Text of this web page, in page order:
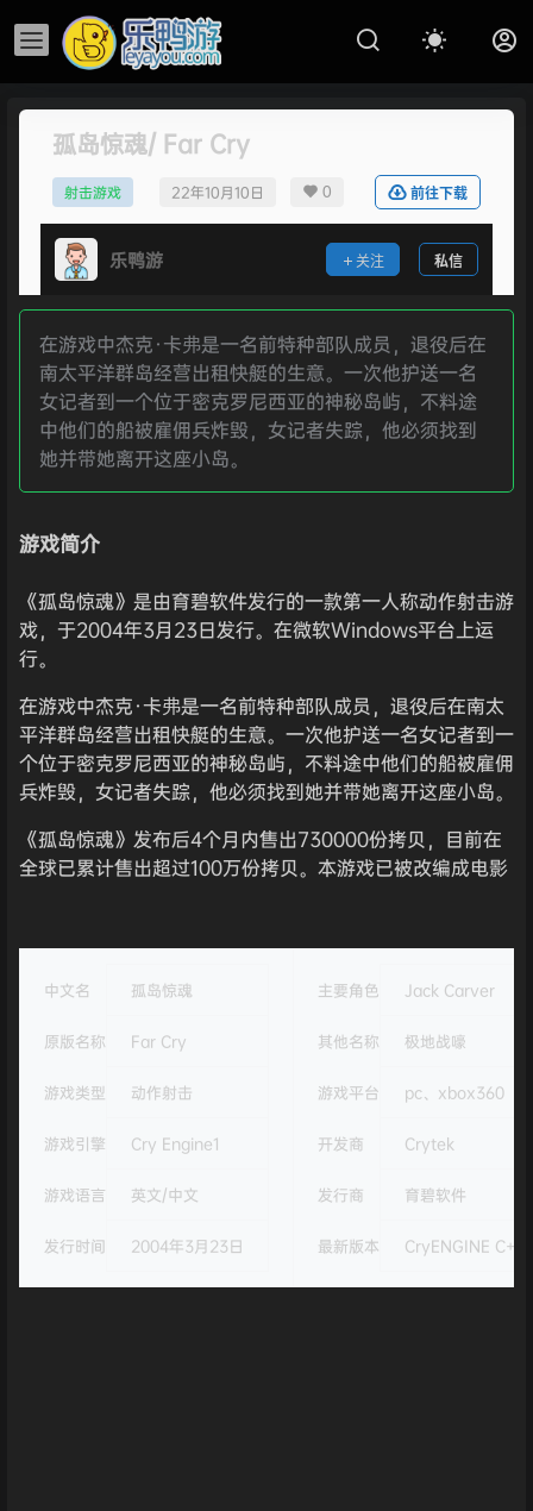
孤岛惊魂/ Far Cry
射击游戏 22年10月10日 0 前往下载
乐鸭游 关注 私信
在游戏中杰克·卡弗是一名前特种部队成员，退役后在
南太平洋群岛经营出租快艇的生意。一次他护送一名
女记者到一个位于密克罗尼西亚的神秘岛屿，不料途
中他们的船被雇佣兵炸毁，女记者失踪，他必须找到
她并带她离开这座小岛。
游戏简介
《孤岛惊魂》是由育碧软件发行的一款第一人称动作射击游
戏，于2004年3月23日发行。在微软Windows平台上运
行。
在游戏中杰克·卡弗是一名前特种部队成员，退役后在南太
平洋群岛经营出租快艇的生意。一次他护送一名女记者到一
个位于密克罗尼西亚的神秘岛屿，不料途中他们的船被雇佣
兵炸毁，女记者失踪，他必须找到她并带她离开这座小岛。
《孤岛惊魂》发布后4个月内售出730000份拷贝，目前在
全球已累计售出超过100万份拷贝。本游戏已被改编成电影
中文名 孤岛惊魂
原版名称 Far Cry
游戏类型 动作射击
游戏引擎 Cry Engine1
游戏语言 英文/中文
发行时间 2004年3月23日
主要角色 Jack Carver
其他名称 极地战嚎
游戏平台 pc、xbox360
开发商 Crytek
发行商 育碧软件
最新版本 CryENGINE C++